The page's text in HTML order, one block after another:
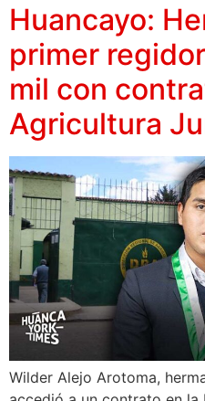
Huancayo:
primer
mil con
Agricultura
Wilder Alejo Arotoma,